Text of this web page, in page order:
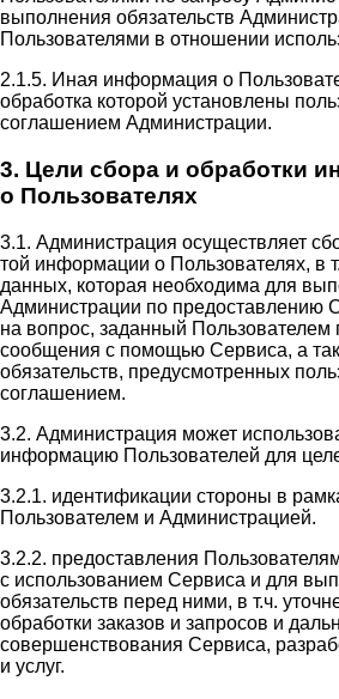
выполнения обязательств
Пользователями в отношении
2.1.5. Иная информация о
обработка которой установлены
соглашением Администрации.
3. Цели сбора и обработки
о Пользователях
3.1. Администрация осуществляет
той информации о Пользователях, в
данных, которая необходима для
Администрации по предоставлению
на вопрос, заданный Пользователем
сообщения с помощью Сервиса, а
обязательств, предусмотренных
соглашением.
3.2. Администрация может
информацию Пользователей для
3.2.1. идентификации стороны в
Пользователем и Администрацией.
3.2.2. предоставления
с использованием Сервиса и для
обязательств перед ними, в т.ч.
обработки заказов и запросов и
совершенствования Сервиса,
и услуг.